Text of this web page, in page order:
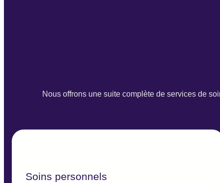
Nous offrons une suite complète de services de
Soins personnels